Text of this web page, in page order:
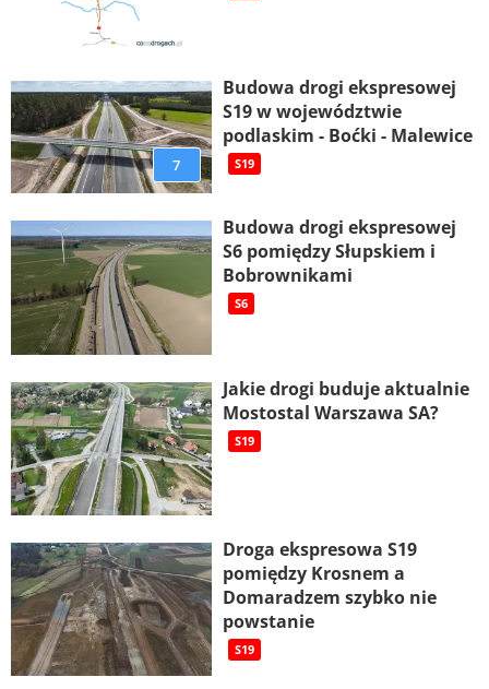
7
Budowa drogi ekspresowej
S19 w województwie
podlaskim - Boćki - Malewice
S19
Budowa drogi ekspresowej
S6 pomiędzy Słupskiem i
Bobrownikami
S6
Jakie drogi buduje aktualnie
Mostostal Warszawa SA?
S19
Droga ekspresowa S19
pomiędzy Krosnem a
Domaradzem szybko nie
powstanie
S19